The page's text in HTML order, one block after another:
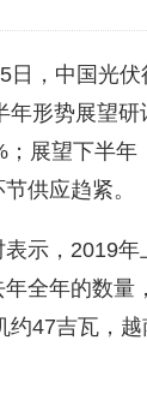
央行公开
沥青期货
恒生聚源
，中国光
形势展望
展望下半
供应趋紧。
示，2019
全年的数量
47吉瓦，